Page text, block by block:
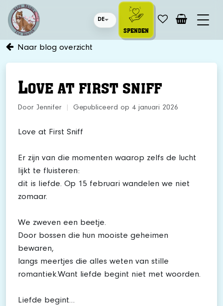
DE
SPENDEN
Naar blog overzicht
LOVE AT FIRST SNIFF
Door Jennifer Gepubliceerd op 4 januari 2026
Love at First Sniff
Er zijn van die momenten waarop zelfs de lucht
lijkt te fluisteren:
dit is liefde. Op 15 februari wandelen we niet
zomaar.
We zweven een beetje.
Door bossen die hun mooiste geheimen
bewaren,
langs meertjes die alles weten van stille
romantiek.Want liefde begint niet met woorden.
Liefde begint…